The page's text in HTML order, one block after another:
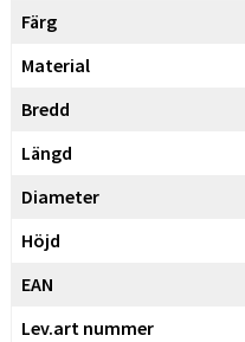
Färg
Material
Bredd
Längd
Diameter
Höjd
EAN
Lev.art nummer